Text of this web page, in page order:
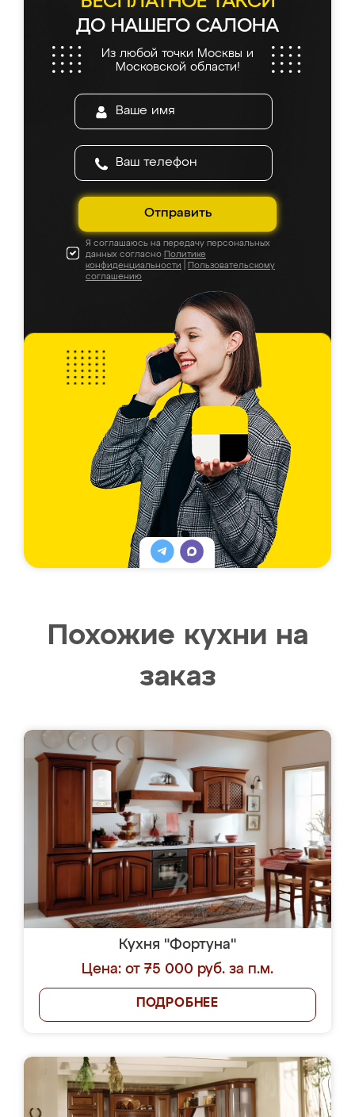
ДО НАШЕГО САЛОНА
Из любой точки Москвы и
Московской области!
Отправить
Я соглашаюсь на передачу персональных
данных согласно Политике
конфиденциальности
Пользовательскому
соглашению
Похожие кухни на
заказ
Кухня "Фортуна"
Цена: от 75 000 руб. за п.м.
ПОДРОБНЕЕ